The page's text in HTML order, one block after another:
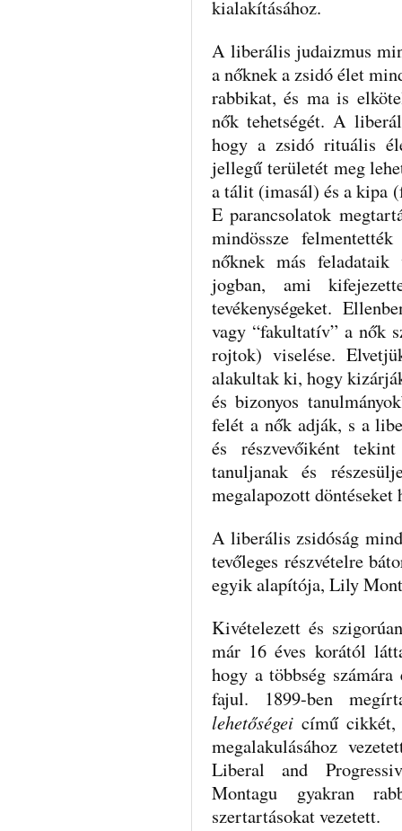
kialakításához.
A liberális judaizmus
a nőknek a zsidó élet
rabbikat, és ma is
nők tehetségét. A
hogy a zsidó rituális
jellegű területét meg
a tálit (imasál) és a kipa
E parancsolatok
mindössze
nőknek más
jogban, ami
tevékenységeket.
vagy “fakultatív” a nők
rojtok) viselése.
alakultak ki, hogy
és bizonyos
felét a nők adják, s a
és részvevőiként
tanuljanak és
megalapozott
A liberális zsidóság
tevőleges részvételre
egyik alapítója, Lily
Kivételezett és
már 16 éves korától
hogy a többség
fajul. 1899-ben
lehetőségei című cikkét,
megalakulásához
Liberal and
Montagu gyakran
szertartásokat vezetett.